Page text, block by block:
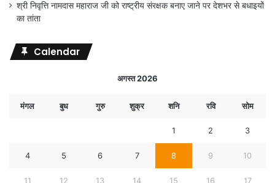
श्री निवृत्ति नामदास महाराज जी को राष्ट्रीय संरक्षक बनाए जाने पर देशभर से बधाइयों
का तांता
Calendar
अगस्त 2026
मंगल बुध गुरु शुक्र शनि रवि सोम
1 2 3
4 5 6 7 8 9 10
11 12 13 14 15 16 17